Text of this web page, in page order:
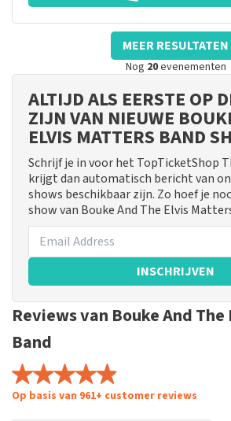
MEER RESULTATEN
Nog 20evenementen
ALTIJD ALS EERSTE OP
ZIJN VAN NIEUWE
ELVIS MATTERS BAND
Schrijf je in voor het TopTicketShop
krijgt dan automatisch bericht van
shows beschikbaar zijn. Zo hoef je
show van Bouke And The Elvis
INSCHRIJVEN
Reviews van Bouke And
Band
Op basis van 961+ customer reviews